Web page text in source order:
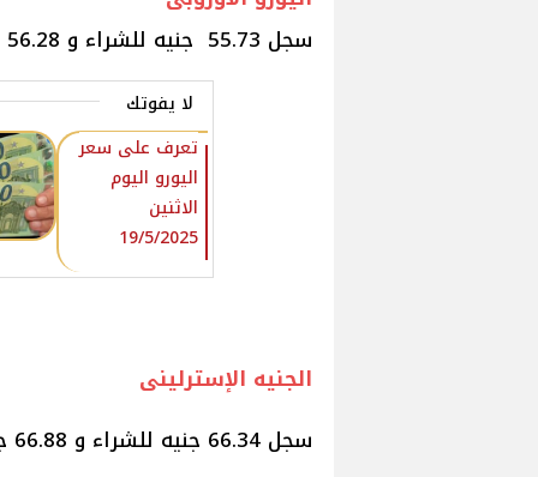
سجل 55.73 جنيه للشراء و 56.28 جنيه للبيع.
لا يفوتك
تعرف على سعر
اليورو اليوم
الاثنين
19/5/2025
الجنيه الإسترلينى
سجل 66.34 جنيه للشراء و 66.88 جنيه للبيع.